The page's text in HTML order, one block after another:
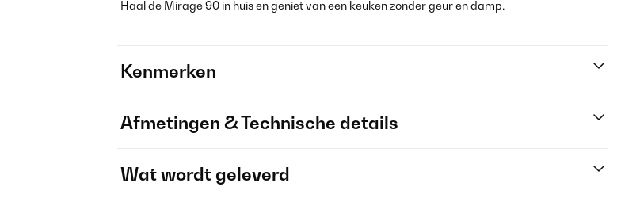
Haal de Mirage 90 in huis en geniet van een keuken zonder geur en damp.
Kenmerken
Afmetingen & Technische details
Wat wordt geleverd